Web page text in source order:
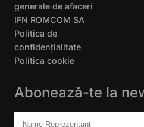
generale de afaceri
IFN ROMCOM SA
Politica de
confidențialitate
Politica cookie
Abonează-te la
Don't fill this out:
Nume Reprezentant